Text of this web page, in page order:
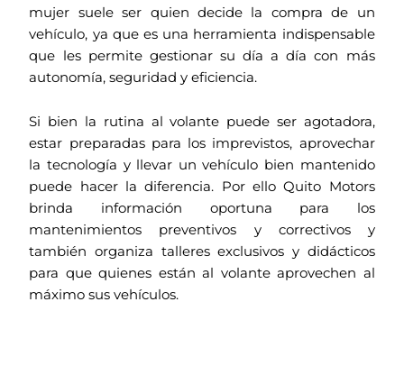
mujer suele ser quien decide la compra de un
vehículo, ya que es una herramienta indispensable
que les permite gestionar su día a día con más
autonomía, seguridad y eficiencia.
Si bien la rutina al volante puede ser agotadora,
estar preparadas para los imprevistos, aprovechar
la tecnología y llevar un vehículo bien mantenido
puede hacer la diferencia. Por ello Quito Motors
brinda información oportuna para los
mantenimientos preventivos y correctivos y
también organiza talleres exclusivos y didácticos
para que quienes están al volante aprovechen al
máximo sus vehículos.